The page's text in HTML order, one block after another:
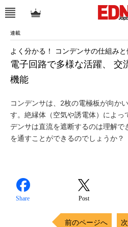
連載
電子回路で多様な活躍、 交
機能
よく分かる！ コンデンサの仕組みと
コンデンサは、2枚の電極板が向か
す。絶縁体（空気や誘電体）によっ
デンサは直流を遮断するのは理解で
を通すことができるのでしょうか？
Share Post
前のページへ